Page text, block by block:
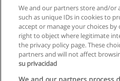
Regras de
We and our partners store and/or
such as unique IDs in cookies to
accept or manage your choices
right to object where legitimate
the privacy policy page. These
partners and will not affect
su privacidad